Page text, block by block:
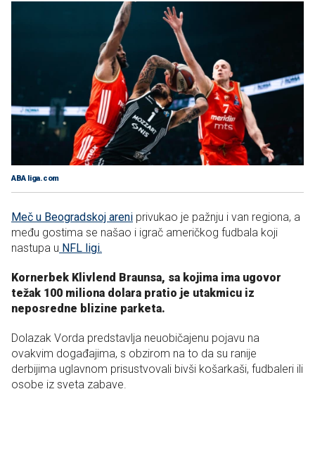
ABA liga.com
Meč u Beogradskoj areni privukao je pažnju i van regiona, a
među gostima se našao i igrač američkog fudbala koji
nastupa u NFL ligi.
Kornerbek Klivlend Braunsa, sa kojima ima ugovor
težak 100 miliona dolara pratio je utakmicu iz
neposredne blizine parketa.
Dolazak Vorda predstavlja neuobičajenu pojavu na
ovakvim događajima, s obzirom na to da su ranije
derbijima uglavnom prisustvovali bivši košarkaši, fudbaleri ili
osobe iz sveta zabave.